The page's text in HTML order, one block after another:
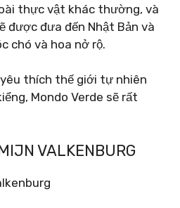
thực vật khác thường, và
được đưa đến Nhật Bản và
chó và hoa nở rộ.
thích thế giới tự nhiên
Mondo Verde sẽ rất
VALKENBURG